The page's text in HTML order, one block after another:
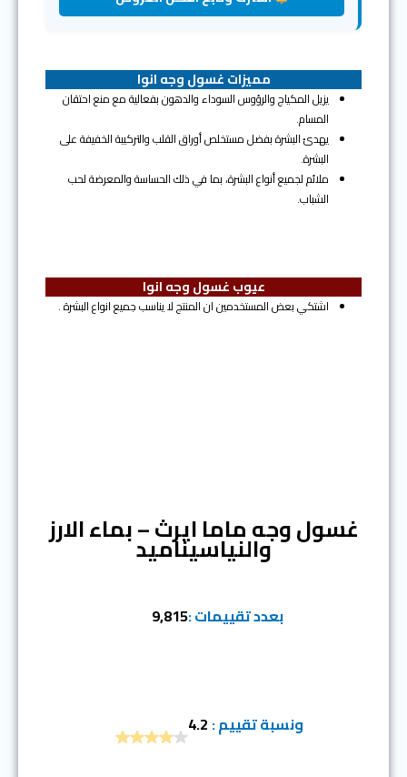
مميزات غسول وجه انوا
يزيل المكياج والرؤوس السوداء والدهون بفعالية مع منع احتقان
المسام.
يهدئ البشرة بفضل مستخلص أوراق القلب والتركيبة الخفيفة على
البشرة.
ملائم لجميع أنواع البشرة، بما في ذلك الحساسة والمعرضة لحب
الشباب.
عيوب غسول وجه انوا
اشتكي بعض المستخدمين ان المنتج لا يناسب جميع انواع البشرة .
غسول وجه ماما ايرث – بماء الارز
والنياسيناميد
بعدد تقييمات :9,815
ونسبة تقييم : 4.2